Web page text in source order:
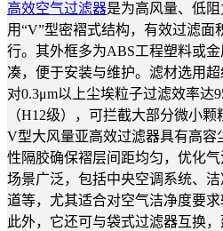
高效空气过滤器是为高风量、低
用“V”型密褶式结构，有效过滤面
行。其外框多为ABS工程塑料或
凑，便于安装与维护。滤材选用超
对0.3μm以上尘埃粒子过滤效率达
（H12级），可拦截大部分微小颗
V型大风量亚高效过滤器具有高容
性隔胶确保褶层间距均匀，优化
场景广泛，包括中央空调系统、
道等，尤其适合对空气洁净度要求
此外，它还可与袋式过滤器互换